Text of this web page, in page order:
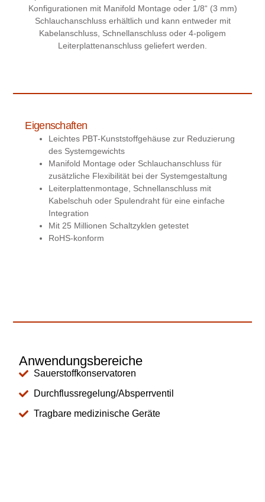
Konfigurationen mit Manifold Montage oder 1/8“ (3 mm)
Schlauchanschluss erhältlich und kann entweder mit
Kabelanschluss, Schnellanschluss oder 4-poligem
Leiterplattenanschluss geliefert werden.
Eigenschaften
Leichtes PBT-Kunststoffgehäuse zur Reduzierung
des Systemgewichts
Manifold Montage oder Schlauchanschluss für
zusätzliche Flexibilität bei der Systemgestaltung
Leiterplattenmontage, Schnellanschluss mit
Kabelschuh oder Spulendraht für eine einfache
Integration
Mit 25 Millionen Schaltzyklen getestet
RoHS-konform
Anwendungsbereiche
Sauerstoffkonservatoren
Durchflussregelung/Absperrventil
Tragbare medizinische Geräte